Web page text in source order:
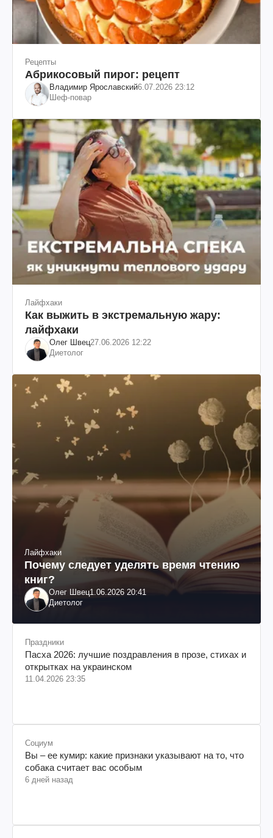
Рецепты
Абрикосовый пирог: рецепт
Владимир Ярославский6.07.2026 23:12
Шеф-повар
Лайфхаки
Как выжить в экстремальную жару:
лайфхаки
Олег Швец27.06.2026 12:22
Диетолог
Лайфхаки
Почему следует уделять время чтению
книг?
Олег Швец1.06.2026 20:41
Диетолог
Праздники
Пасха 2026: лучшие поздравления в прозе, стихах и
открытках на украинском
11.04.2026 23:35
Социум
Вы – ее кумир: какие признаки указывают на то, что
собака считает вас особым
6 дней назад